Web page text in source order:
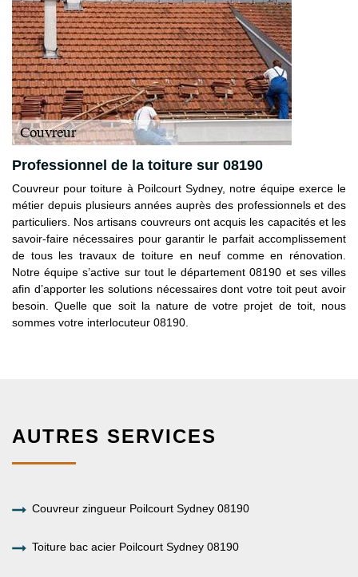
Professionnel de la toiture sur 08190
Couvreur pour toiture à Poilcourt Sydney, notre équipe exerce le
métier depuis plusieurs années auprès des professionnels et des
particuliers. Nos artisans couvreurs ont acquis les capacités et les
savoir-faire nécessaires pour garantir le parfait accomplissement
de tous les travaux de toiture en neuf comme en rénovation.
Notre équipe s’active sur tout le département 08190 et ses villes
afin d’apporter les solutions nécessaires dont votre toit peut avoir
besoin. Quelle que soit la nature de votre projet de toit, nous
sommes votre interlocuteur 08190.
AUTRES SERVICES
Couvreur zingueur Poilcourt Sydney 08190
Toiture bac acier Poilcourt Sydney 08190